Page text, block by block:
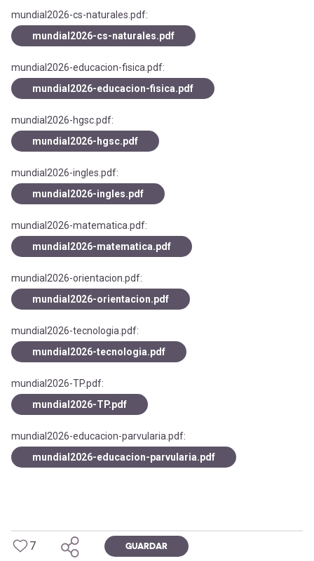
mundial2026-cs-naturales.pdf:
mundial2026-cs-naturales.pdf
mundial2026-educacion-fisica.pdf:
mundial2026-educacion-fisica.pdf
mundial2026-hgsc.pdf:
mundial2026-hgsc.pdf
mundial2026-ingles.pdf:
mundial2026-ingles.pdf
mundial2026-matematica.pdf:
mundial2026-matematica.pdf
mundial2026-orientacion.pdf:
mundial2026-orientacion.pdf
mundial2026-tecnologia.pdf:
mundial2026-tecnologia.pdf
mundial2026-TP.pdf:
mundial2026-TP.pdf
mundial2026-educacion-parvularia.pdf:
mundial2026-educacion-parvularia.pdf
7 GUARDAR